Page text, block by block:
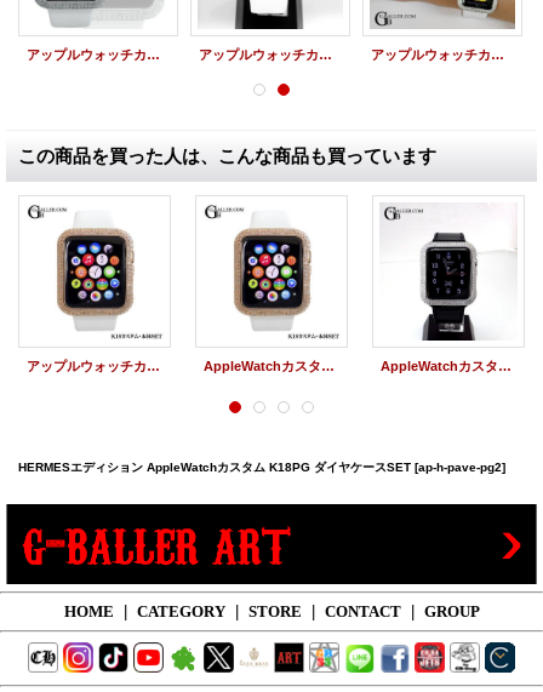
アップルウォッチカスタム ダイヤモンドパヴェ Series1~3対応 アップルウォッチカスタム ダイヤケース 1列 Series1~3対応 アップルウォッチカスタム ペア ダイヤケースSET Series1~3対応
この商品を買った人は、こんな商品も買っています
アップルウォッチカスタム K18PG ダイヤケース 本体SET Series3 AppleWatchカスタム K18PG ダイヤケース 本体SET Series3 AppleWatchカスタム ダイヤケース Series1~3対応
HERMESエディション AppleWatchカスタム K18PG ダイヤケースSET [ap-h-pave-pg2]
HOME | CATEGORY | STORE | CONTACT | GROUP